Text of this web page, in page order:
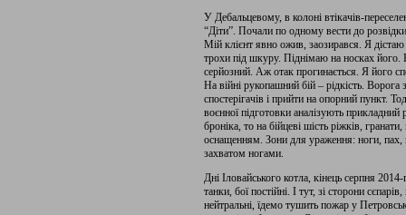
У Дебальцевому, в колоні втікачів-
“Діти”. Почали по одному вести до
Мій клієнт явно ожив, заозирався. Я
трохи під шкуру. Піднімаю на носках його.
серйозний. Аж отак прогинається. Я його
На війні рукопашний бій – рідкість.
спостерігачів і прийти на опорний пункт.
воєнної підготовки аналізують
броніка, то на бійцеві шість ріжків,
оснащенням. Зони для ураження: ноги, пах,
захватом ногами.
Дні Іловайського котла, кінець серпня
танки, бої постійні. І тут, зі сторони
нейтральні, їдемо тушить пожар у